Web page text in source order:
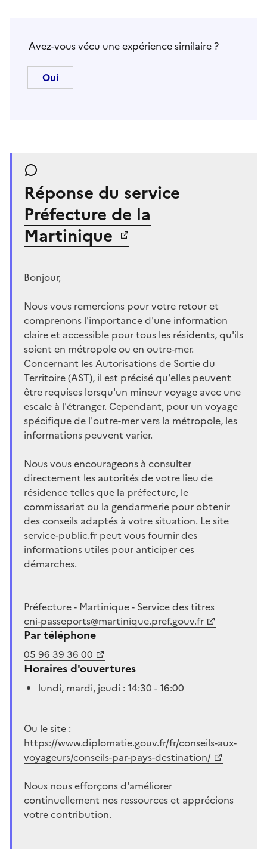
Avez-vous vécu une expérience similaire ?
Réponse du service
Préfecture de la
Martinique
Bonjour,
Nous vous remercions pour votre retour et
comprenons l'importance d'une information
claire et accessible pour tous les résidents, qu'ils
soient en métropole ou en outre-mer.
Concernant les Autorisations de Sortie du
Territoire (AST), il est précisé qu'elles peuvent
être requises lorsqu'un mineur voyage avec une
escale à l'étranger. Cependant, pour un voyage
spécifique de l'outre-mer vers la métropole, les
informations peuvent varier.
Nous vous encourageons à consulter
directement les autorités de votre lieu de
résidence telles que la préfecture, le
commissariat ou la gendarmerie pour obtenir
des conseils adaptés à votre situation. Le site
service-public.fr peut vous fournir des
informations utiles pour anticiper ces
démarches.
Préfecture - Martinique - Service des titres
cni-passeports@martinique.pref.gouv.fr
Par téléphone
05 96 39 36 00
Horaires d'ouvertures
lundi, mardi, jeudi : 14:30 - 16:00
Ou le site :
https://www.diplomatie.gouv.fr/fr/conseils-aux-
voyageurs/conseils-par-pays-destination/
Nous nous efforçons d'améliorer
continuellement nos ressources et apprécions
votre contribution.